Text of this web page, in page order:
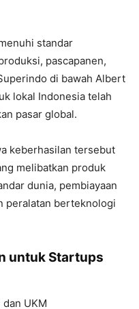
standar
pascapanen,
di bawah Albert
lokal Indonesia telah
pasar global.
keberhasilan tersebut
melibatkan produk
dunia, pembiayaan
peralatan berteknologi
untuk Startups
UKM